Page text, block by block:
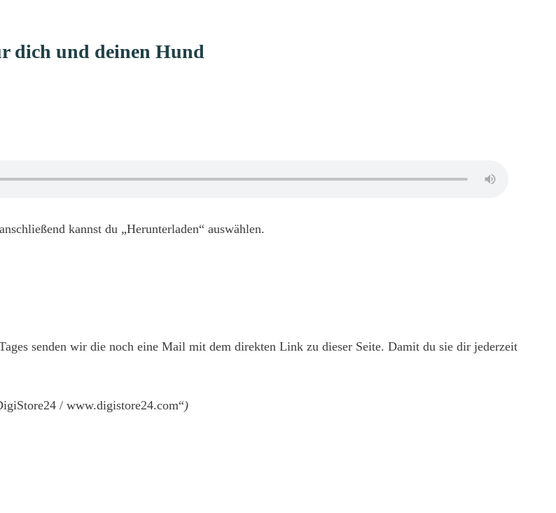
dich und deinen Hund
kannst du „Herunterladen“ auswählen.
senden wir die noch eine Mail mit dem direkten Link zu dieser Seite. Damit du sie dir jederzeit
/ www.digistore24.com“)